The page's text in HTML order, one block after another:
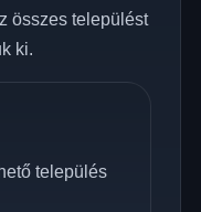
összes települést
ki.
település